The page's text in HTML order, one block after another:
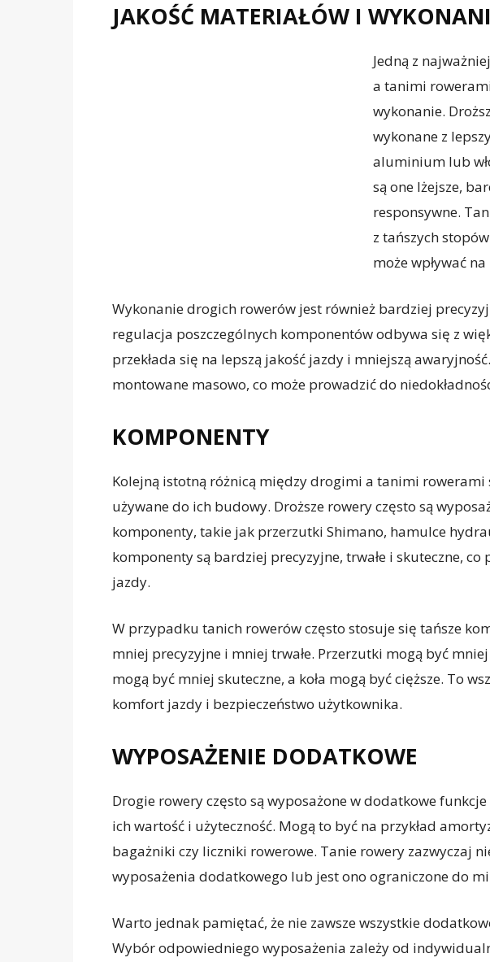
JAKOŚĆ MATERIAŁÓW I
Jedną z
a tanimi
wykonanie.
wykonane z
aluminium lub
są one lżejsze,
responsywne.
z tańszych
może wpływać
Wykonanie drogich rowerów jest również bardziej
regulacja poszczególnych komponentów odbywa się z
przekłada się na lepszą jakość jazdy i mniejszą
montowane masowo, co może prowadzić do
KOMPONENTY
Kolejną istotną różnicą między drogimi a tanimi rowerami
używane do ich budowy. Droższe rowery często są
komponenty, takie jak przerzutki Shimano, hamulce
komponenty są bardziej precyzyjne, trwałe i skuteczne, co
jazdy.
W przypadku tanich rowerów często stosuje się tańsze
mniej precyzyjne i mniej trwałe. Przerzutki mogą być
mogą być mniej skuteczne, a koła mogą być cięższe. To
komfort jazdy i bezpieczeństwo użytkownika.
WYPOSAŻENIE DODATKOWE
Drogie rowery często są wyposażone w dodatkowe
ich wartość i użyteczność. Mogą to być na przykład
bagażniki czy liczniki rowerowe. Tanie rowery zazwyczaj
wyposażenia dodatkowego lub jest ono ograniczone do
Warto jednak pamiętać, że nie zawsze wszystkie
Wybór odpowiedniego wyposażenia zależy od